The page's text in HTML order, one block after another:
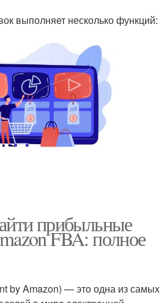
выполняет несколько функций:
прибыльные
FBA: полное
by Amazon) — это одна из самых